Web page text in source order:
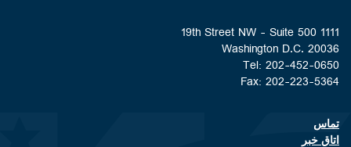
1111 19th Street NW - Suite 500
Washington D.C. 20036
Tel: 202-452-0650
Fax: 202-223-5364
Footer contact links
تماس
اتاق خبر